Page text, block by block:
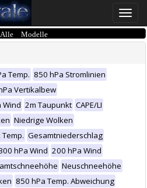
Toggle
Modelle
Temp. 850 hPa Stromlinien
Vertikalbew
Wind 2m Taupunkt CAPE/LI
Niedrige Wolken
Gesamtniederschlag
hPa Wind 200 hPa Wind
Neuschneehöhe
850 hPa Temp. Abweichung